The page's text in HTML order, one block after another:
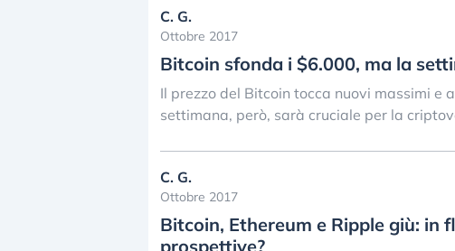
C. G.
Ottobre 2017
Bitcoin sfonda i $6.000, ma la
Il prezzo del Bitcoin tocca nuovi massimi
settimana, però, sarà cruciale per la
C. G.
Ottobre 2017
Bitcoin, Ethereum e Ripple giù: in
prospettive?